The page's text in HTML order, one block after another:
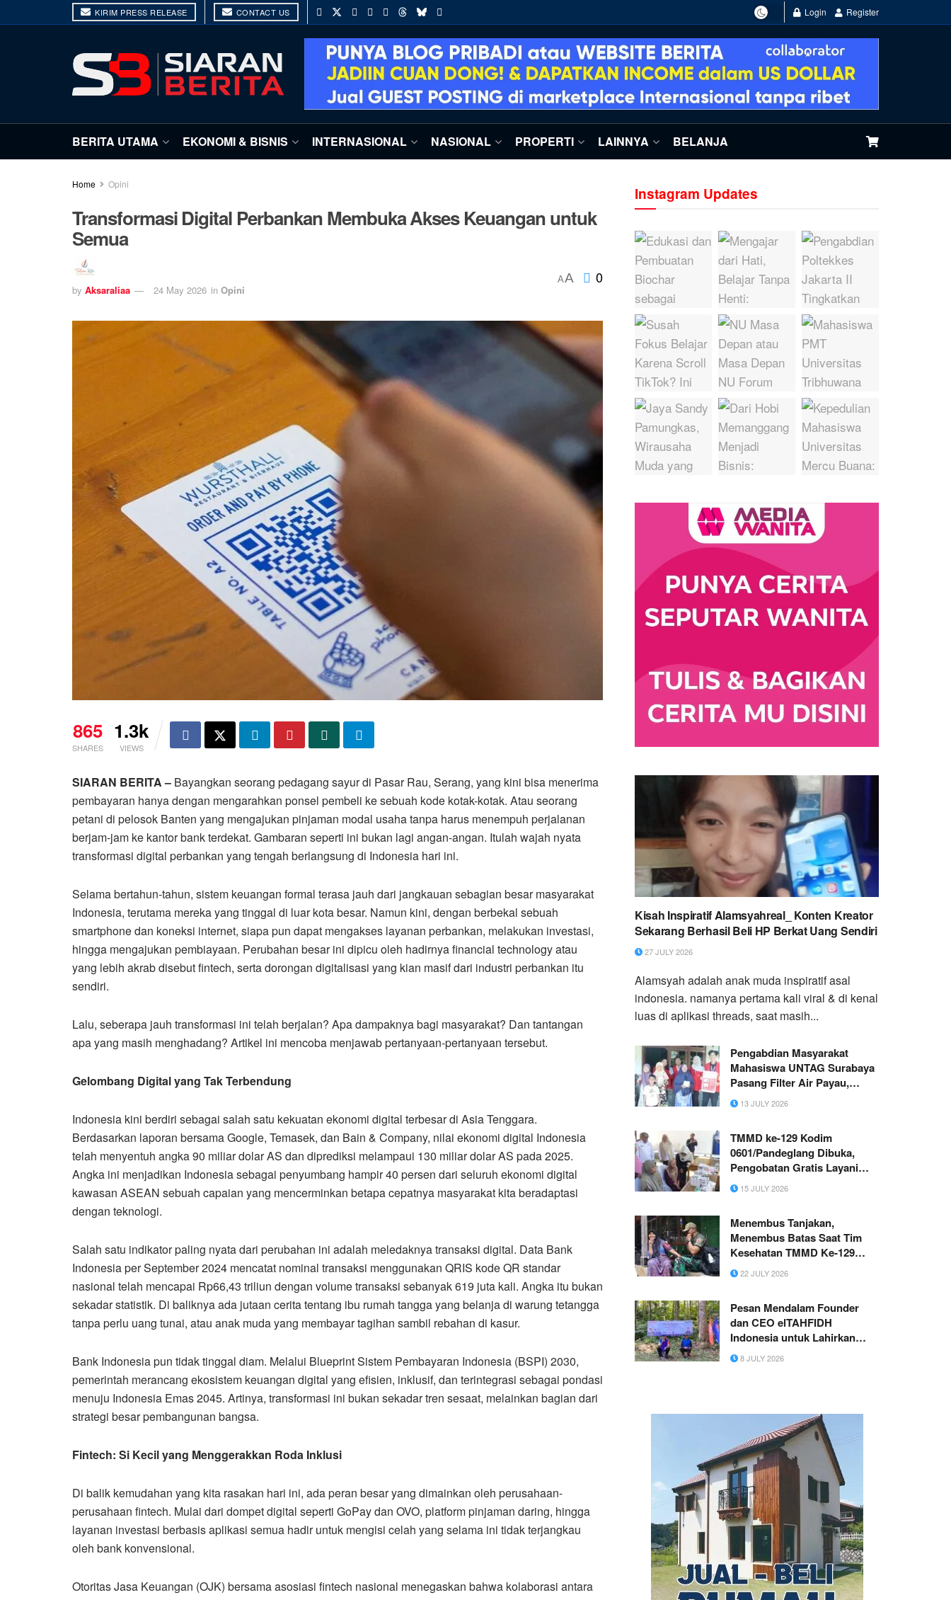
KIRIM PRESS RELEASE CONTACT US Login Register
BERITA UTAMA EKONOMI & BISNIS INTERNASIONAL NASIONAL PROPERTI LAINNYA BELANJA
Home Opini
Transformasi Digital Perbankan Membuka Akses Keuangan untuk
Semua
by Aksaraliaa 24 May 2026 in Opini
AA 0
865
SHARES
1.3k
VIEWS
SIARAN BERITA – Bayangkan seorang pedagang sayur di Pasar Rau, Serang, yang kini bisa menerima
pembayaran hanya dengan mengarahkan ponsel pembeli ke sebuah kode kotak-kotak. Atau seorang
petani di pelosok Banten yang mengajukan pinjaman modal usaha tanpa harus menempuh perjalanan
berjam-jam ke kantor bank terdekat. Gambaran seperti ini bukan lagi angan-angan. Itulah wajah nyata
transformasi digital perbankan yang tengah berlangsung di Indonesia hari ini.
Selama bertahun-tahun, sistem keuangan formal terasa jauh dari jangkauan sebagian besar masyarakat
Indonesia, terutama mereka yang tinggal di luar kota besar. Namun kini, dengan berbekal sebuah
smartphone dan koneksi internet, siapa pun dapat mengakses layanan perbankan, melakukan investasi,
hingga mengajukan pembiayaan. Perubahan besar ini dipicu oleh hadirnya financial technology atau
yang lebih akrab disebut fintech, serta dorongan digitalisasi yang kian masif dari industri perbankan itu
sendiri.
Lalu, seberapa jauh transformasi ini telah berjalan? Apa dampaknya bagi masyarakat? Dan tantangan
apa yang masih menghadang? Artikel ini mencoba menjawab pertanyaan-pertanyaan tersebut.
Gelombang Digital yang Tak Terbendung
Indonesia kini berdiri sebagai salah satu kekuatan ekonomi digital terbesar di Asia Tenggara.
Berdasarkan laporan bersama Google, Temasek, dan Bain & Company, nilai ekonomi digital Indonesia
telah menyentuh angka 90 miliar dolar AS dan diprediksi melampaui 130 miliar dolar AS pada 2025.
Angka ini menjadikan Indonesia sebagai penyumbang hampir 40 persen dari seluruh ekonomi digital
kawasan ASEAN sebuah capaian yang mencerminkan betapa cepatnya masyarakat kita beradaptasi
dengan teknologi.
Salah satu indikator paling nyata dari perubahan ini adalah meledaknya transaksi digital. Data Bank
Indonesia per September 2024 mencatat nominal transaksi menggunakan QRIS kode QR standar
nasional telah mencapai Rp66,43 triliun dengan volume transaksi sebanyak 619 juta kali. Angka itu bukan
sekadar statistik. Di baliknya ada jutaan cerita tentang ibu rumah tangga yang belanja di warung tetangga
tanpa perlu uang tunai, atau anak muda yang membayar tagihan sambil rebahan di kasur.
Bank Indonesia pun tidak tinggal diam. Melalui Blueprint Sistem Pembayaran Indonesia (BSPI) 2030,
pemerintah merancang ekosistem keuangan digital yang efisien, inklusif, dan terintegrasi sebagai pondasi
menuju Indonesia Emas 2045. Artinya, transformasi ini bukan sekadar tren sesaat, melainkan bagian dari
strategi besar pembangunan bangsa.
Fintech: Si Kecil yang Menggerakkan Roda Inklusi
Di balik kemudahan yang kita rasakan hari ini, ada peran besar yang dimainkan oleh perusahaan-
perusahaan fintech. Mulai dari dompet digital seperti GoPay dan OVO, platform pinjaman daring, hingga
layanan investasi berbasis aplikasi semua hadir untuk mengisi celah yang selama ini tidak terjangkau
oleh bank konvensional.
Otoritas Jasa Keuangan (OJK) bersama asosiasi fintech nasional menegaskan bahwa kolaborasi antara
Instagram Updates
Kisah Inspiratif Alamsyahreal_ Konten Kreator
Sekarang Berhasil Beli HP Berkat Uang Sendiri
27 JULY 2026
Alamsyah adalah anak muda inspiratif asal
indonesia. namanya pertama kali viral & di kenal
luas di aplikasi threads, saat masih...
Pengabdian Masyarakat
Mahasiswa UNTAG Surabaya
Pasang Filter Air Payau,
Menjawab Permasalahan
Kualitas Air RT 03 Desa
13 JULY 2026
TMMD ke-129 Kodim
0601/Pandeglang Dibuka,
Pengobatan Gratis Layani
Ratusan Warga di Kecamatan
Patia
15 JULY 2026
Menembus Tanjakan,
Menembus Batas Saat Tim
Kesehatan TMMD Ke-129
Memilih Datangi Pasien
Bukan Menunggu Mereka
22 JULY 2026
Pesan Mendalam Founder
dan CEO elTAHFIDH
Indonesia untuk Lahirkan
Pemimpin Berjiwa Qurani
8 JULY 2026